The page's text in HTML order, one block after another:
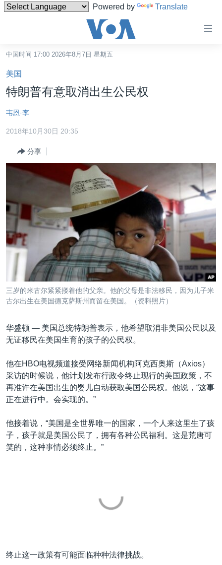
Powered by Translate
碍
链
接
转
内
航
跳
转
中国
台湾
港澳
国际
最新国际新闻
欧洲
非洲
美洲
全球议题
分类新闻
人权·法律·宗教
科教·文娱·体健
军事
劳工
环境
热点专题
白宫要闻
国会报道
美中关系
美国建国250周年
埃博拉疫情
重要讲话与声明
南中国海争端
关注西藏
关注新疆
GEN Z 看美国
VOA视频
VOA今日焦点
中文广播
关注我们
中国时间 17:00 2026年8月7日 星期五
美国
特朗普有意取消出生公民权
韦恩·李
2018年10月30日 20:35
分享
三岁的米古尔紧紧搂着他的父亲。他的父母是非法移民，因为儿子米
古尔出生在美国德克萨斯州而留在美国。（资料照片）
华盛顿 — 美国总统特朗普表示，他希望取消非美国公民以及
无证移民在美国生育的孩子的公民权。
他在HBO电视频道接受网络新闻机构阿克西奥斯（Axios）
采访的时候说，他计划发布行政令终止现行的美国政策，不
再准许在美国出生的婴儿自动获取美国公民权。他说，“这事
正在进行中。会实现的。”
他接着说，“美国是全世界唯一的国家，一个人来这里生了孩
子，孩子就是美国公民了，拥有各种公民福利。这是荒唐可
笑的，这种事情必须终止。”
终止这一政策有可能面临种种法律挑战。